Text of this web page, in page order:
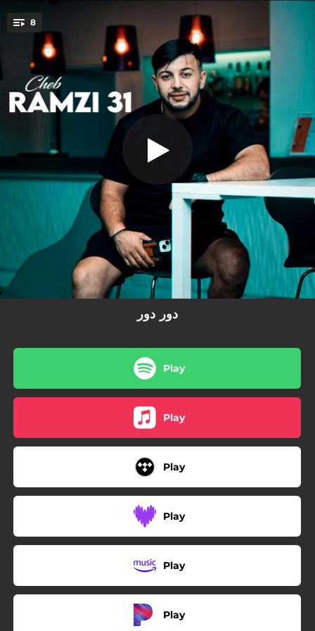
You're all set!
8 سبابي العشق العيان
سبابي العشق العيان 04:53
07:55
العشق واعر
صاي الطبسي نحط 08:19
رقديني على صدرك 06:14
عندي جوندارم
خليني نحكيلك
جيبولي خبارها (feat. Cheba Hajouba) 06:51
دور دور
Play
Play
Play
Play
Play
Play